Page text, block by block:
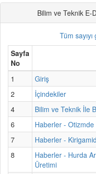
Bilim ve Teknik E-
Tüm sayıyı
Sayfa
No
1
Giriş
2
İçindekiler
4
Bilim ve Teknik İle
6
Haberler -
7
Haberler -
8
Haberler - Hurda
Üretimi